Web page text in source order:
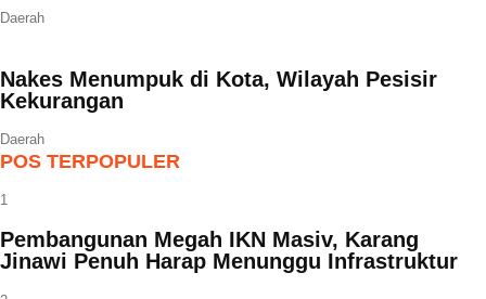
Daerah
Nakes Menumpuk di Kota, Wilayah Pesisir
Kekurangan
Daerah
POS TERPOPULER
1
Pembangunan Megah IKN Masiv, Karang
Jinawi Penuh Harap Menunggu Infrastruktur